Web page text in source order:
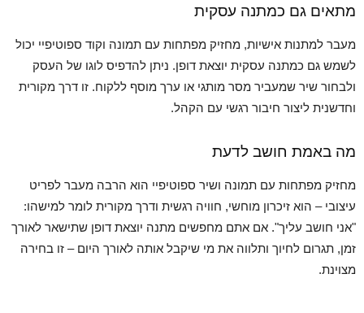
מתאים גם כמתנה עסקית
מעבר למתנות אישיות, מחזיק מפתחות עם תמונה וקוד ספוטיפיי יכול
לשמש גם כמתנה עסקית יוצאת דופן. ניתן להדפיס לוגו של העסק
ולבחור שיר שמעביר מסר מותגי או ערך מוסף ללקוח. זו דרך מקורית
וחדשנית ליצור חיבור רגשי עם הקהל.
מה באמת חושב לדעת
מחזיק מפתחות עם תמונה ושיר ספוטיפיי הוא הרבה מעבר לפריט
עיצובי – הוא זיכרון מוחשי, חוויה רגשית ודרך מקורית לומר למישהו:
"אני חושב עליך". אם אתם מחפשים מתנה יוצאת דופן שתישאר לאורך
זמן, תגרום לחיוך ותלווה את מי שיקבל אותה לאורך היום – זו בחירה
מצוינת.